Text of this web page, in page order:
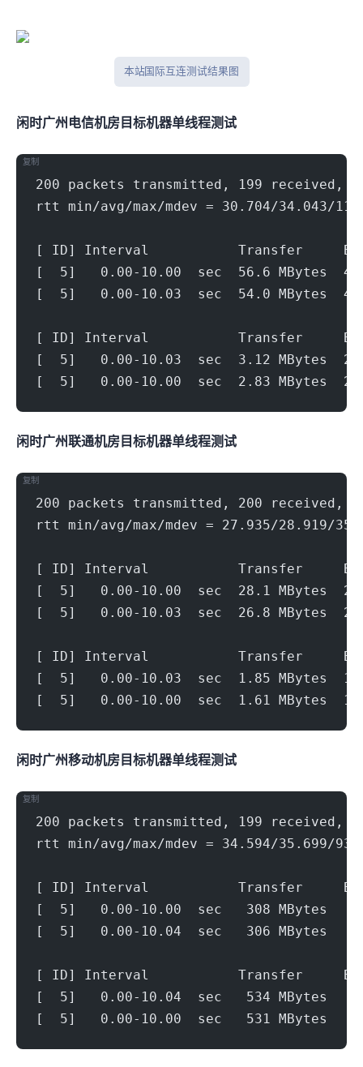
本站 Tcpping 国际互连测试结果图
闲时广州电信机房(500Mbps)目标机器 IPERF3单线程测试
200 packets transmitted, 199 received,
rtt min/avg/max/mdev = 30.704/34.043/
[ ID] Interval           Transfer
[  5]   0.00-10.00  sec  56.6 MBytes
[  5]   0.00-10.03  sec  54.0 MBytes
[ ID] Interval           Transfer
[  5]   0.00-10.03  sec  3.12 MBytes
[  5]   0.00-10.00  sec  2.83 MBytes
复制
闲时广州联通机房(500Mbps) 目标机器 IPERF3单线程测试
200 packets transmitted, 200 received,
rtt min/avg/max/mdev = 27.935/28.919/
[ ID] Interval           Transfer
[  5]   0.00-10.00  sec  28.1 MBytes
[  5]   0.00-10.03  sec  26.8 MBytes
[ ID] Interval           Transfer
[  5]   0.00-10.03  sec  1.85 MBytes
[  5]   0.00-10.00  sec  1.61 MBytes
复制
闲时广州移动机房(500Mbps) 目标机器 IPERF3单线程测试
200 packets transmitted, 199 received,
rtt min/avg/max/mdev = 34.594/35.699/
[ ID] Interval           Transfer
[  5]   0.00-10.00  sec   308 MBytes
[  5]   0.00-10.04  sec   306 MBytes
[ ID] Interval           Transfer
[  5]   0.00-10.04  sec   534 MBytes
[  5]   0.00-10.00  sec   531 MBytes
复制